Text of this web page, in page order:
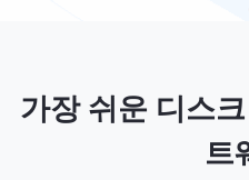
가장 쉬운 디스
트